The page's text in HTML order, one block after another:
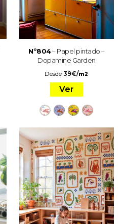
Nº804– Papel pintado –
Dopamine Garden
Desde39€/m2
Ver